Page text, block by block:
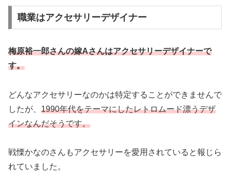
職業はアクセサリーデザイナー
梅原裕一郎さんの嫁Aさんはアクセサリーデザイナーで
す。
どんなアクセサリーなのかは特定することができませんで
したが、 1990年代をテーマにしたレトロムード漂うデザ
インなんだそうです。
戦慄かなのさんもアクセサリーを愛用されていると報じら
れていました。